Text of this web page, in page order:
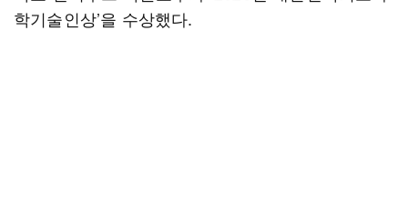
학기술인상’을 수상했다.